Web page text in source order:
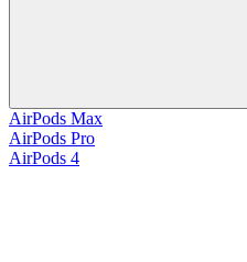
AirPods Max
AirPods Pro
AirPods 4